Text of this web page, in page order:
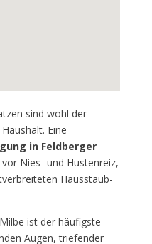
sind wohl der
Eine
in Feldberger
Nies- und Hustenreiz,
Hausstaub-
ist der häufigste
Augen, triefender